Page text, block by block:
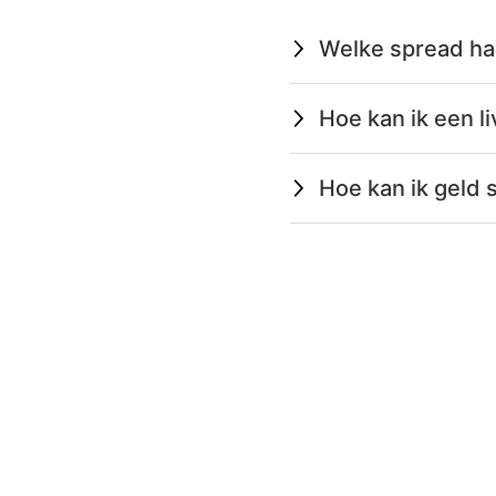
Welke spread
Hoe kan ik een
Hoe kan ik geld